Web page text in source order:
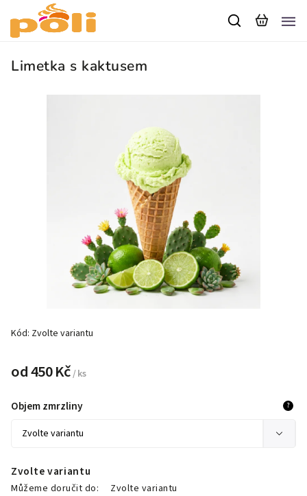
Limetka s kaktusem
Kód: Zvolte variantu
od450 Kč/ ks
Zvolte variantu
Můžeme doručit do: Zvolte variantu
Objem zmrzliny ?